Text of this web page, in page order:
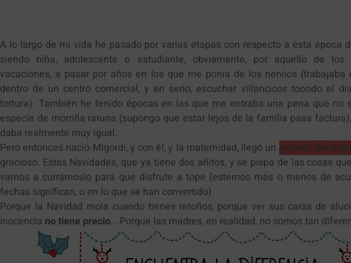
A lo largo de mi vida he pasado por varias etapas con respecto a esta época
siendo niña, adolescente o estudiante, obviamente, por aquello de los
vacaciones, a pasar por años en los que me ponía de los nervios
dentro de un centro comercial, y en serio, escuchar villancicos tooodo el
tortura). También he tenido épocas en las que me entraba una pena que no
especie de morriña raruna (supongo que estar lejos de la familia pasa
daba realmente muy igual.
Pero entonces nació Migordi, y con él, y la maternidad, llegó un resurgir del
gracioso. Estas Navidades, que ya tiene dos añitos, y se pispa de las cosas
vamos a currárnoslo para que disfrute a tope (estemos más o menos de
fechas significan, o en lo que se han convertido).
Porque la Navidad mola cuando tienes retoños, porque ver sus caras de
inocencia no tiene precio… Porque las madres, en realidad, no somos tan